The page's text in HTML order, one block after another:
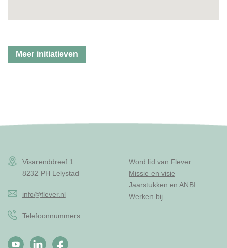
Meer initiatieven
Visarenddreef 1
8232 PH Lelystad
info@flever.nl
Telefoonnummers
Word lid van Flever
Missie en visie
Jaarstukken en ANBI
Werken bij